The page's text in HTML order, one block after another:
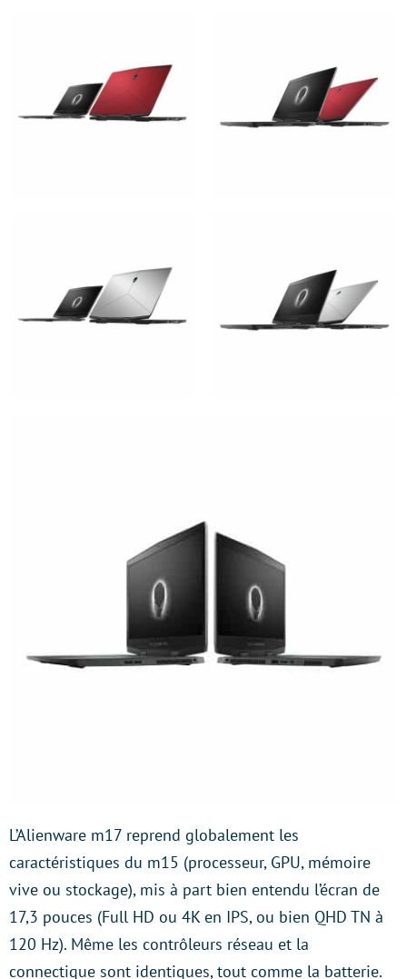
L’Alienware m17 reprend globalement les
caractéristiques du m15 (processeur, GPU, mémoire
vive ou stockage), mis à part bien entendu l’écran de
17,3 pouces (Full HD ou 4K en IPS, ou bien QHD TN à
120 Hz). Même les contrôleurs réseau et la
connectique sont identiques, tout comme la batterie.